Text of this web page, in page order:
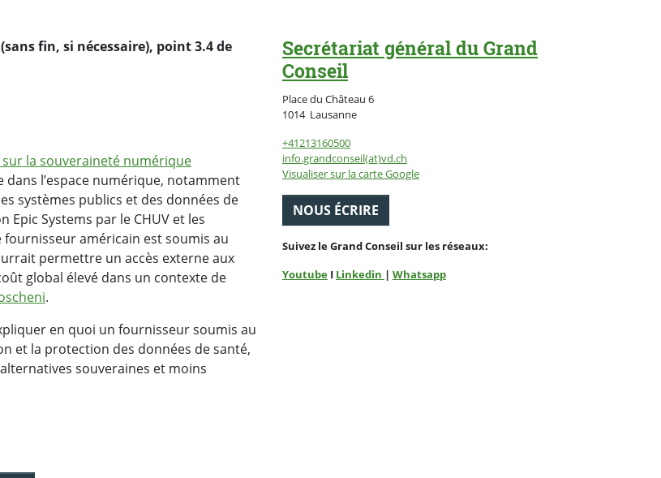
fin, si nécessaire), point 3.4 de
la souveraineté numérique
l’espace numérique, notamment
systèmes publics et des données de
Systems par le CHUV et les
fournisseur américain est soumis au
permettre un accès externe aux
global élevé dans un contexte de
.
en quoi un fournisseur soumis au
et la protection des données de santé,
souveraines et moins
Secrétariat général du Grand
Conseil
Place du Château 6
1014 LausanneSuisse
+41213160500
info.grandconseil(at)vd.ch
Visualiser sur la carte Google
NOUS ÉCRIRE
Suivez le Grand Conseil sur les réseaux:
Youtube I Linkedin | Whatsapp